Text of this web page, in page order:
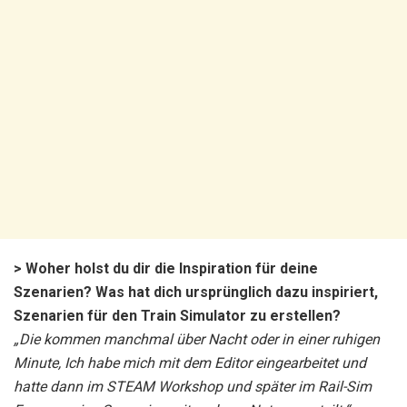
> Woher holst du dir die Inspiration für deine
Szenarien? Was hat dich ursprünglich dazu inspiriert,
Szenarien für den Train Simulator zu erstellen?
„Die kommen manchmal über Nacht oder in einer ruhigen
Minute, Ich habe mich mit dem Editor eingearbeitet und
hatte dann im STEAM Workshop und später im Rail-Sim